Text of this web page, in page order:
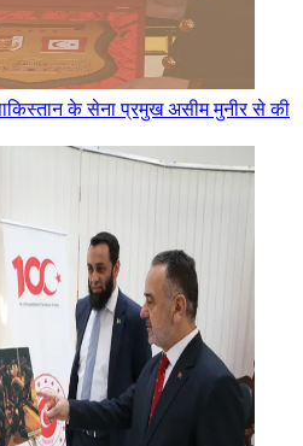
के सेना प्रमुख असीम मुनीर से की